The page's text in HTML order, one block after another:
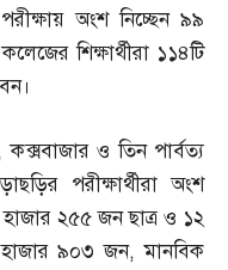
অংশ নিচ্ছেন ৯৯
শিক্ষার্থীরা ১১৪টি
কক্সবাজার ও তিন পার্বত্য
পরীক্ষার্থীরা অংশ
হাজার ২৫৫ জন ছাত্র ও ১২
৯০৩ জন,মানবিক